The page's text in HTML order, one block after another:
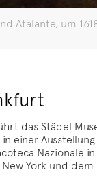
Atalante, um
das Städel
einer
Nazionale
York und